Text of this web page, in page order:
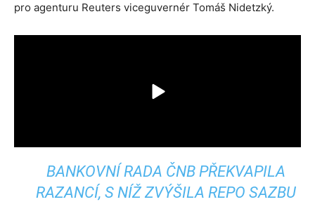
pro agenturu Reuters viceguvernér Tomáš Nidetzký.
BANKOVNÍ RADA ČNB PŘEKVAPILA
RAZANCÍ, S NÍŽ ZVÝŠILA REPO SAZBU